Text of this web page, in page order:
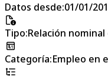
Datos desde:01/01/
Tipo:Relación
Categoría:Empleo en